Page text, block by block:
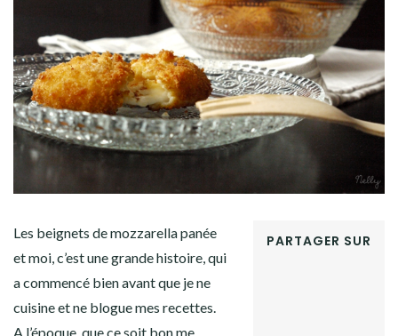
PARTAGER SUR
Les beignets de mozzarella panée
et moi, c’est une grande histoire, qui
a commencé bien avant que je ne
cuisine et ne blogue mes recettes.
A l’époque, que ce soit bon me
Pinterest